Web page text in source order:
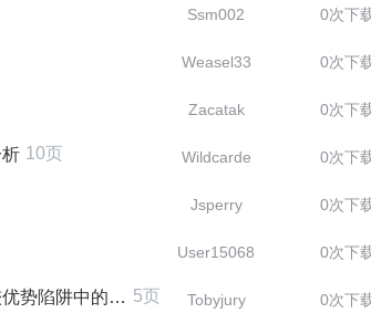
Ssm002 0次下
Weasel33 0次下
Zacatak 0次下
10页 Wildcarde 0次下
Jsperry 0次下
User15068 0次下
中的重要作用 5页 Tobyjury 0次下